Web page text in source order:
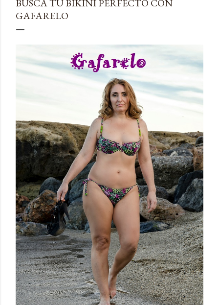
BUSCA TU BIKINI PERFECTO CON
GAFARELO